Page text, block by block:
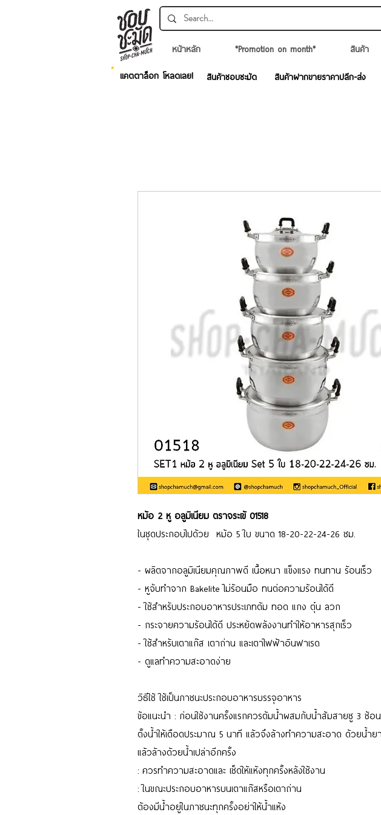
หน้าหลัก *Promotion on month* สินค้า
สินค้าชอบชะมัด สินค้าฝากขายราคาปลีก-ส่ง
แคตตาล็อก โหลดเลย!
หม้อ 2 หู อลูมิเนียม ตราจระเข้ 01518
ในชุดประกอบไปด้วย หม้อ 5 ใบ ขนาด 18-20-22-24-26 ซม.
- ผลิตจากอลูมิเนียมคุณภาพดี เนื้อหนา แข็งแรง ทนทาน ร้อนเร็ว
- หูจับทำจาก Bakelite ไม่ร้อนมือ ทนต่อความร้อนได้ดี
- ใช้สำหรับประกอบอาหารประเภทต้ม ทอด แกง ตุ๋น ลวก
- กระจายความร้อนได้ดี ประหยัดพลังงานทำให้อาหารสุกเร็ว
- ใช้สำหรับเตาแก๊ส เตาถ่าน และเตาไฟฟ้าอินฟาเรด
- ดูแลทำความสะอาดง่าย
วิธีใช้ ใช้เป็นภาชนะประกอบอาหารบรรจุอาหาร
ข้อแนะนำ : ก่อนใช้งานครั้งแรกควรต้มน้ำผสมกับน้ำส้มสายชู 3 ช้อน
ตั้งน้ำให้เดือดประมาณ 5 นาที แล้วจึงล้างทำความสะอาด ด้วยน้ำย
แล้วล้างด้วยน้ำเปล่าอีกครั้ง
: ควรทำความสะอาดและ เช็ดให้แห้งทุกครั้งหลังใช้งาน
: ในขณะประกอบอาหารบนเตาแก๊สหรือเตาถ่าน
ต้องมีน้ำอยู่ในภาชนะทุกครั้งอย่าให้น้ำแห้ง